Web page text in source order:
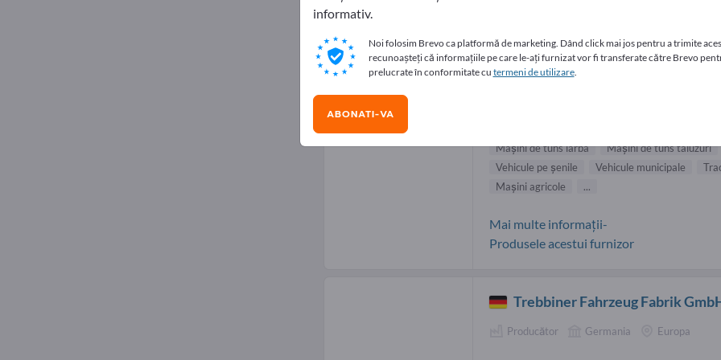
Furnizori Vehicule speciale (107)
Maşini de tuns iarba Maşini de tuns taluzuri
Vehicule pe șenile
Vehicule municipale
Maşini agricole
...
Mai multe informații-
Produsele acestui furnizor
Trebbiner Fahrzeug Fabrik
Producător Germania Europa
informativ.
Noi folosim Brevo ca platformă de marketing. Dând click mai jos pentru a trimite
recunoașteți că informațiile pe care le-ați furnizat vor fi transferate către Brevo
prelucrate în conformitate cu termeni de utilizare.
ABONATI-VA